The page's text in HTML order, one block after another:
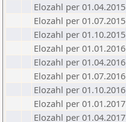
Elozahl per 01.04.2015
Elozahl per 01.07.2015
Elozahl per 01.10.2015
Elozahl per 01.01.2016
Elozahl per 01.04.2016
Elozahl per 01.07.2016
Elozahl per 01.10.2016
Elozahl per 01.01.2017
Elozahl per 01.04.2017